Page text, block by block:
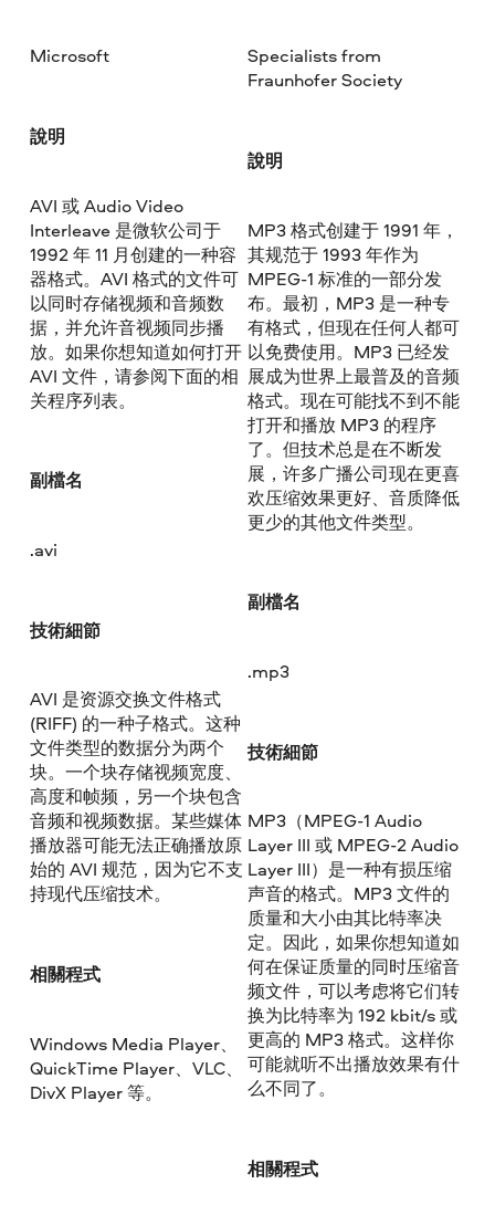
Microsoft
說明
AVI 或 Audio Video
Interleave 是微软公司于
1992 年 11 月创建的一种容
器格式。AVI 格式的文件可
以同时存储视频和音频数
据，并允许音视频同步播
放。如果你想知道如何打开
AVI 文件，请参阅下面的相
关程序列表。
副檔名
.avi
技術細節
AVI 是资源交换文件格式
(RIFF) 的一种子格式。这种
文件类型的数据分为两个
块。一个块存储视频宽度、
高度和帧频，另一个块包含
音频和视频数据。某些媒体
播放器可能无法正确播放原
始的 AVI 规范，因为它不支
持现代压缩技术。
相關程式
Windows Media Player、
QuickTime Player、VLC、
DivX Player 等。
Specialists from
Fraunhofer Society
說明
MP3 格式创建于 1991 年，
其规范于 1993 年作为
MPEG-1 标准的一部分发
布。最初，MP3 是一种专
有格式，但现在任何人都可
以免费使用。MP3 已经发
展成为世界上最普及的音频
格式。现在可能找不到不能
打开和播放 MP3 的程序
了。但技术总是在不断发
展，许多广播公司现在更喜
欢压缩效果更好、音质降低
更少的其他文件类型。
副檔名
.mp3
技術細節
MP3（MPEG-1 Audio
Layer III 或 MPEG-2 Audio
Layer III）是一种有损压缩
声音的格式。MP3 文件的
质量和大小由其比特率决
定。因此，如果你想知道如
何在保证质量的同时压缩音
频文件，可以考虑将它们转
换为比特率为 192 kbit/s 或
更高的 MP3 格式。这样你
可能就听不出播放效果有什
么不同了。
相關程式